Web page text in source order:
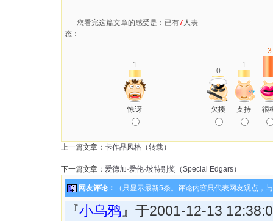
您看完这篇文章的感受是：已有7 人表
态：
1
0
1
3
惊讶 欠揍 支持 很
上一篇文章： 卡作品风格（转载）
下一篇文章： 爱德加·爱伦·坡特别奖（Special Edgars）
网友评论： （只显示最新5条。评论内容只代表网友观点，
『小乌鸦 』于2001-12-13